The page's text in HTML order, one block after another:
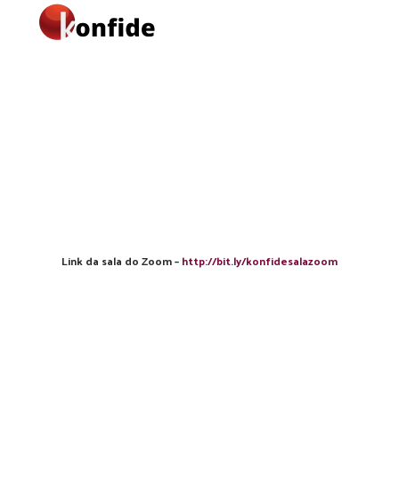
Link da sala do Zoom –http://bit.ly/konfidesalazoom